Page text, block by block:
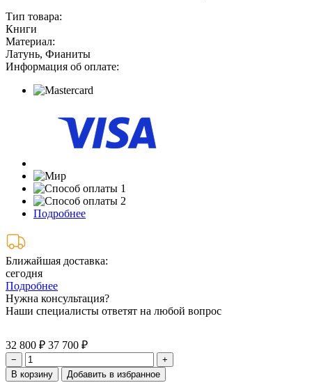
Тип товара:
Книги
Материал:
Латунь, Фианиты
Информация об оплате:
Подробнее
Ближайшая доставка:
сегодня
Подробнее
Нужна консультация?
Наши специалисты ответят на любой вопрос
32 800 ₽ 37 700 ₽
−
+
В корзину
Добавить в избранное